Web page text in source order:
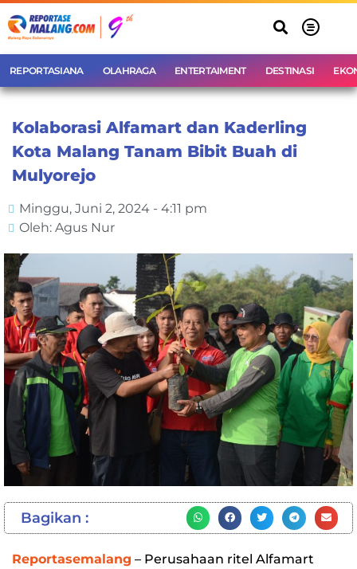
REPORTASIANA OLAHRAGA ENTERTAIMENT DESTINASI
Kolaborasi Alfamart dan Kaderling
Kota Malang Tanam Bibit Buah di
Mulyorejo
Minggu, Juni 2, 2024 - 4:11 pm
Oleh: Agus Nur
Bagikan :
Reportasemalang – Perusahaan ritel Alfamart